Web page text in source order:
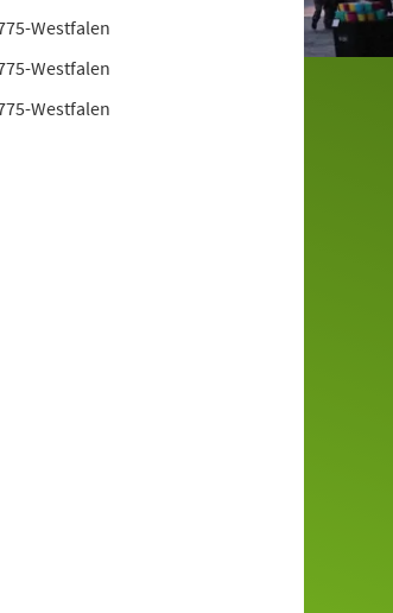
Westfalen
Westfalen
Westfalen